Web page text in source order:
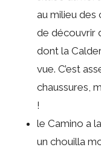
au milieu
de découvrir
dont la
vue. C’est
chaussures,
!
le Camino a
un chouilla